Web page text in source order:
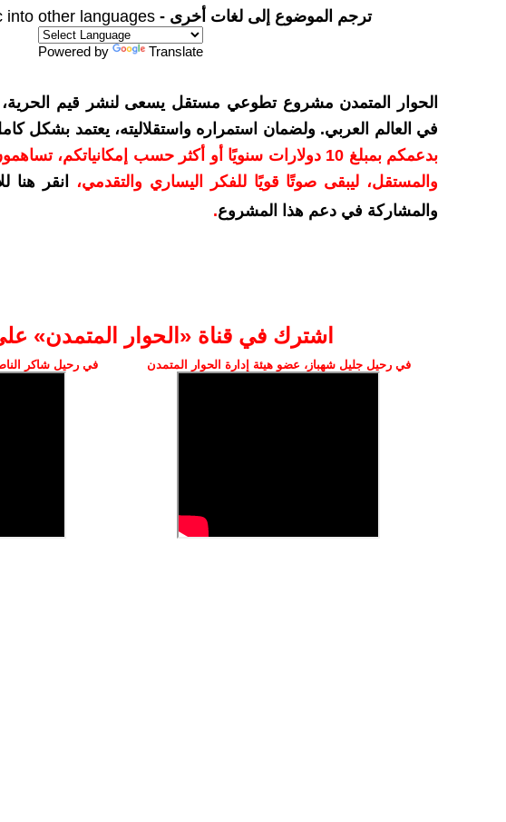
ترجم الموضوع إلى لغات أخرى - into other languages
Powered by Translate
الحوار المتمدن مشروع تطوعي مستقل يسعى لنشر قيم الحرية،
في العالم العربي. ولضمان استمراره واستقلاليته، يعتمد بشكل
بدعمكم بمبلغ 10 دولارات سنويًا أو أكثر حسب إمكانياتكم،
والمستقل، ليبقى صوتًا قويًا للفكر اليساري والتقدمي،
انقر هنا
والمشاركة في دعم هذا المشروع.
اشترك في قناة ‫«الحوار المتمدن»
في رحيل جليل شهباز، عضو هيئة إدارة الحوار المتمدن في رحيل شاكر